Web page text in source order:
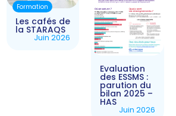
Les cafés de
la STARAQS
Juin 2026
Formation
Evaluation
des ESSMS :
parution du
bilan 2025 –
HAS
Juin 2026